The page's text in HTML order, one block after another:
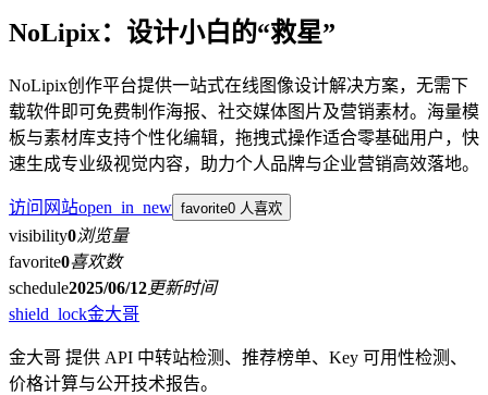
NoLipix：设计小白的“救星”
NoLipix创作平台提供一站式在线图像设计解决方案，无需下
载软件即可免费制作海报、社交媒体图片及营销素材。海量模
板与素材库支持个性化编辑，拖拽式操作适合零基础用户，快
速生成专业级视觉内容，助力个人品牌与企业营销高效落地。
访问网站open_in_new favorite0 人喜欢
visibility0浏览量
favorite0喜欢数
schedule2025/06/12更新时间
shield_lock金大哥
金大哥 提供 API 中转站检测、推荐榜单、Key 可用性检测、
价格计算与公开技术报告。